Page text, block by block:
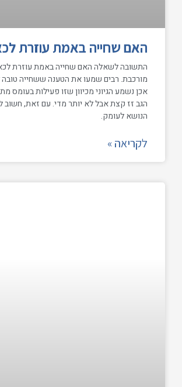
האם שחייה באמת עוזרת
התשובה לשאלה האם שחייה באמת עוזרת
מורכבת. רבים שמעו את הטענה ששחייה טובה
אכן נשמע הגיוני מכיוון שזו פעילות בעומס
הגב זז קצת אבל לא יותר מדי. עם זאת, חשוב
הנושא לעומק.
לקריאה »